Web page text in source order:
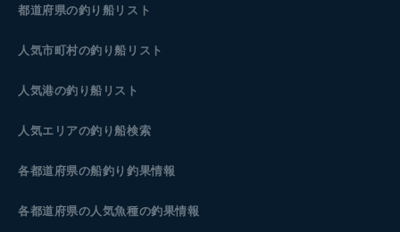
都道府県の釣り船リスト
人気市町村の釣り船リスト
人気港の釣り船リスト
人気エリアの釣り船検索
各都道府県の船釣り釣果情報
各都道府県の人気魚種の釣果情報